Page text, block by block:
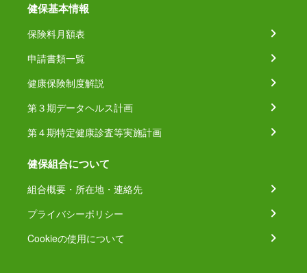
健保基本情報
保険料月額表
申請書類一覧
健康保険制度解説
第３期データヘルス計画
第４期特定健康診査等実施計画
健保組合について
組合概要・所在地・連絡先
プライバシーポリシー
Cookieの使用について